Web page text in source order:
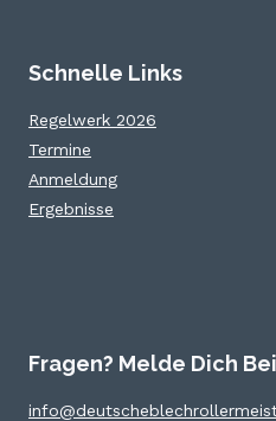
Schnelle Links
Regelwerk 2026
Termine
Anmeldung
Ergebnisse
Fragen? Melde Dich